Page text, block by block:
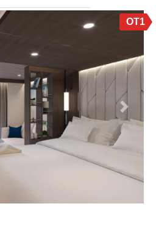
Next
OT1